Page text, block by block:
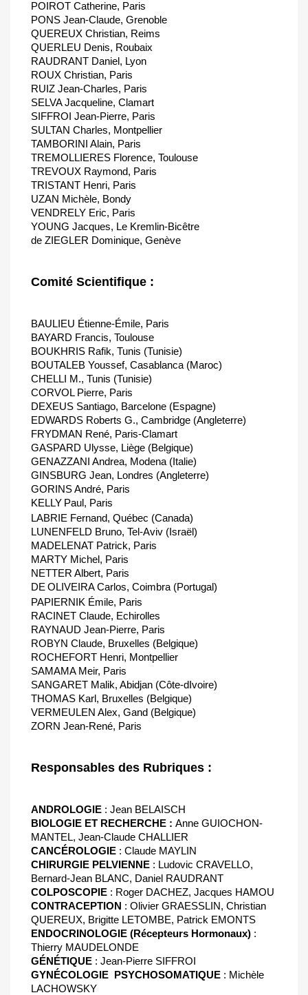
POIROT Catherine, Paris
PONS Jean-Claude, Grenoble
QUEREUX Christian, Reims
QUERLEU Denis, Roubaix
RAUDRANT Daniel, Lyon
ROUX Christian, Paris
RUIZ Jean-Charles, Paris
SELVA Jacqueline, Clamart
SIFFROI Jean-Pierre, Paris
SULTAN Charles, Montpellier
TAMBORINI Alain, Paris
TREMOLLIERES Florence, Toulouse
TREVOUX Raymond, Paris
TRISTANT Henri, Paris
UZAN Michèle, Bondy
VENDRELY Eric, Paris
YOUNG Jacques, Le Kremlin-Bicêtre
de ZIEGLER Dominique, Genève
Comité Scientifique :
BAULIEU Étienne-Émile, Paris
BAYARD Francis, Toulouse
BOUKHRIS Rafik, Tunis (Tunisie)
BOUTALEB Youssef, Casablanca (Maroc)
CHELLI M., Tunis (Tunisie)
CORVOL Pierre, Paris
DEXEUS Santiago, Barcelone (Espagne)
EDWARDS Roberts G., Cambridge (Angleterre)
FRYDMAN René, Paris-Clamart
GASPARD Ulysse, Liège (Belgique)
GENAZZANI Andrea, Modena (Italie)
GINSBURG Jean, Londres (Angleterre)
GORINS André, Paris
KELLY Paul, Paris
LABRIE Fernand, Québec (Canada)
LUNENFELD Bruno, Tel-Aviv (Israël)
MADELENAT Patrick, Paris
MARTY Michel, Paris
NETTER Albert, Paris
DE OLIVEIRA Carlos, Coimbra (Portugal)
PAPIERNIK Émile, Paris
RACINET Claude, Echirolles
RAYNAUD Jean-Pierre, Paris
ROBYN Claude, Bruxelles (Belgique)
ROCHEFORT Henri, Montpellier
SAMAMA Meir, Paris
SANGARET Malik, Abidjan (Côte-dIvoire)
THOMAS Karl, Bruxelles (Belgique)
VERMEULEN Alex, Gand (Belgique)
ZORN Jean-René, Paris
Responsables des Rubriques :
ANDROLOGIE : Jean BELAISCH
BIOLOGIE ET RECHERCHE : Anne GUIOCHON-
MANTEL, Jean-Claude CHALLIER
CANCÉROLOGIE : Claude MAYLIN
CHIRURGIE PELVIENNE : Ludovic CRAVELLO,
Bernard-Jean BLANC, Daniel RAUDRANT
COLPOSCOPIE : Roger DACHEZ, Jacques HAMOU
CONTRACEPTION : Olivier GRAESSLIN, Christian
QUEREUX, Brigitte LETOMBE, Patrick EMONTS
ENDOCRINOLOGIE (Récepteurs Hormonaux) :
Thierry MAUDELONDE
GÉNÉTIQUE : Jean-Pierre SIFFROI
GYNÉCOLOGIE PSYCHOSOMATIQUE : Michèle
LACHOWSKY